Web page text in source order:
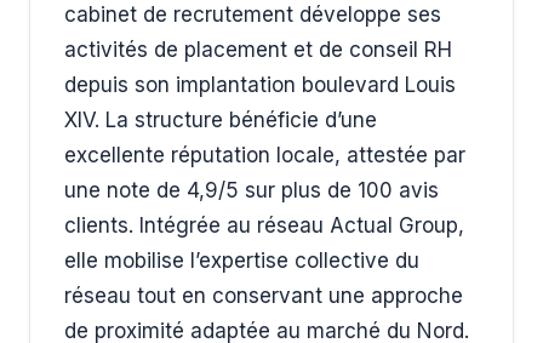
cabinet de recrutement développe ses
activités de placement et de conseil RH
depuis son implantation boulevard Louis
XIV. La structure bénéficie d’une
excellente réputation locale, attestée par
une note de 4,9/5 sur plus de 100 avis
clients. Intégrée au réseau Actual Group,
elle mobilise l’expertise collective du
réseau tout en conservant une approche
de proximité adaptée au marché du Nord.